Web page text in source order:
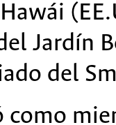
Jardín
del
como